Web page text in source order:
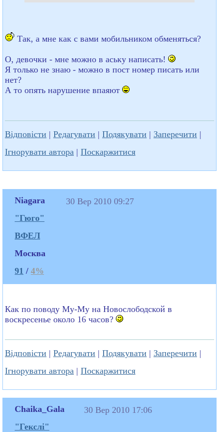
Так, а мне как с вами мобильником обменяться?
О, девочки - мне можно в аську написать!
Я только не знаю - можно в пост номер писать или
нет?
А то опять нарушение впаяют
Відповісти | Редагувати | Подякувати | Заперечити |
Ігнорувати автора | Поскаржитися
Niagara
"Гюго"
ВФЕЛ
Москва
91 / 4%
30 Вер 2010 09:27
Как по поводу Му-Му на Новослободской в
воскресенье около 16 часов?
Відповісти | Редагувати | Подякувати | Заперечити |
Ігнорувати автора | Поскаржитися
Chaika_Gala
"Гекслі"
30 Вер 2010 17:06